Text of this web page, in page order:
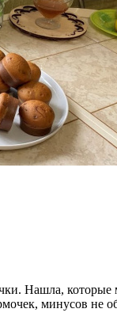
Нашла,
минусов не